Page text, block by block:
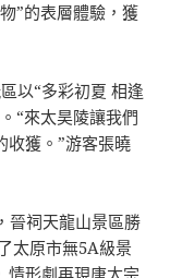
”的表層體驗，獲
以“多彩初夏 相逢
“來太昊陵讓我們
收獲。”游客張曉
晉祠天龍山景區勝
太原市無5A級景